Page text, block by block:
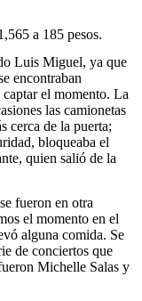
a 185 pesos.
Luis Miguel, ya que
encontraban
captar el momento. La
las camionetas
cerca de la puerta;
bloqueaba el
quien salió de la
fueron en otra
el momento en el
alguna comida. Se
de conciertos que
Michelle Salas y